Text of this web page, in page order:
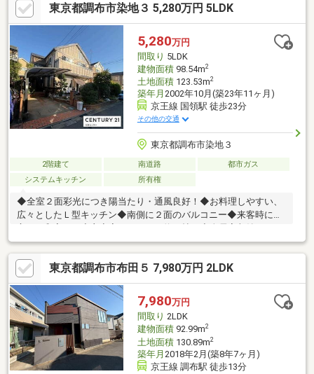
東京都調布市染地３ 5,280万円 5LDK
5,280万円
間取り 5LDK
建物面積98.54m2
土地面積123.53m2
築年月 2002年10月(築23年11ヶ月)
京王線 国領駅 徒歩23分
その他の交通
東京都調布市染地３
2階建て 南道路
都市ガス
システムキッチン
所有権
◆全室２面彩光につき陽当たり・通風良好！◆お料理しやすい、
広々としたＬ型キッチン◆南側に２面のバルコニー◆来客時に重
レ各階あり◆南側５ｍ公道に接道！◆調布駅バス乗車８分！～周
辺環境～◇コンビニ徒歩５分・スーパー徒歩９分！◇「調布市立
染地小学校」徒歩１０分「調布市立第３中学校」徒歩７分！◇郵
便局徒歩８分！◇西河原公園徒歩圏内♪CENTURY21住新センター
ではきめ細やかなサービスで安心のサポート体制を敷いておりま
す。■経験豊富な知識を持つローンアドバイザースタッフ多数■
東京都調布市布田５ 7,980万円 2LDK
7,980万円
間取り 2LDK
建物面積92.99m2
土地面積130.89m2
築年月 2018年2月(築8年7ヶ月)
京王線 調布駅 徒歩13分